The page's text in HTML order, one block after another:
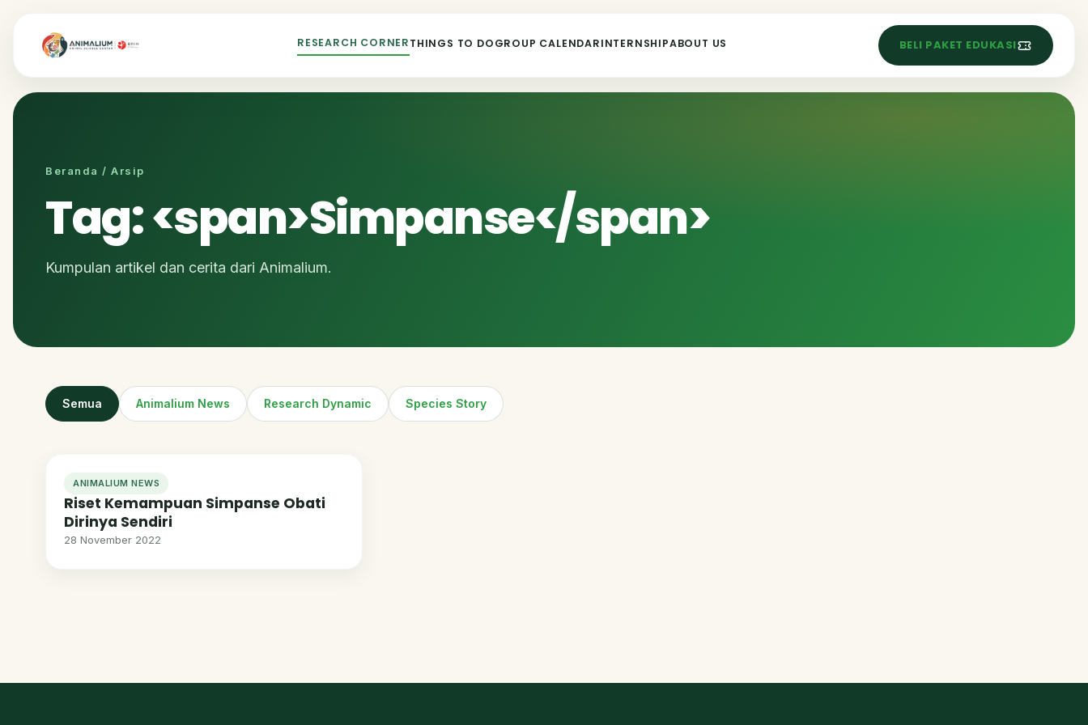
RESEARCH CORNERTHINGS TO DOGROUP CALENDARINTERNSHIPABOUT US BELI PAKET EDUKASI
Beranda / Arsip
Tag: <span>Simpanse</span>
Kumpulan artikel dan cerita dari Animalium.
Semua Animalium News Research Dynamic Species Story
ANIMALIUM NEWS
Riset Kemampuan Simpanse Obati
Dirinya Sendiri
28 November 2022